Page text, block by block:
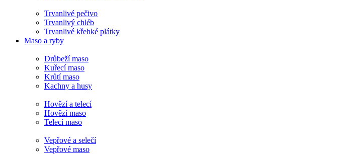
Trvanlivé pečivo
Trvanlivý chléb
Trvanlivé křehké plátky
Maso a ryby
Drůbeží maso
Kuřecí maso
Krůtí maso
Kachny a husy
Hovězí a telecí
Hovězí maso
Telecí maso
Vepřové a selečí
Vepřové maso